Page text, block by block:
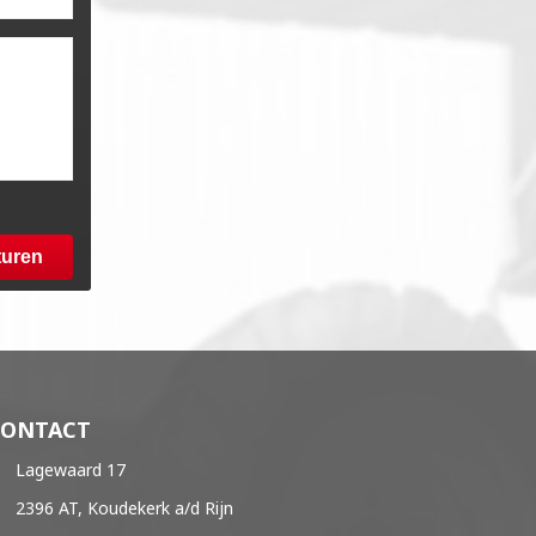
Lagewaard 17
2396 AT, Koudekerk a/d Rijn